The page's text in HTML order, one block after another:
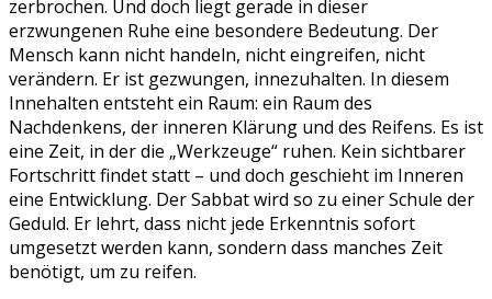
zerbrochen. Und doch liegt gerade in dieser
erzwungenen Ruhe eine besondere Bedeutung. Der
Mensch kann nicht handeln, nicht eingreifen, nicht
verändern. Er ist gezwungen, innezuhalten. In diesem
Innehalten entsteht ein Raum: ein Raum des
Nachdenkens, der inneren Klärung und des Reifens. Es ist
eine Zeit, in der die „Werkzeuge“ ruhen. Kein sichtbarer
Fortschritt findet statt – und doch geschieht im Inneren
eine Entwicklung. Der Sabbat wird so zu einer Schule der
Geduld. Er lehrt, dass nicht jede Erkenntnis sofort
umgesetzt werden kann, sondern dass manches Zeit
benötigt, um zu reifen.